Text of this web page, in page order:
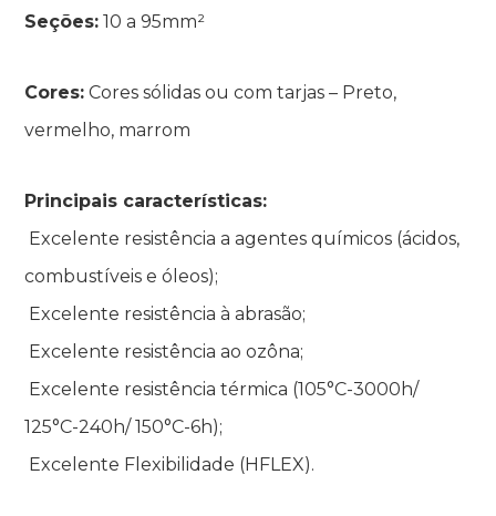
Seções: 10 a 95mm²
Cores: Cores sólidas ou com tarjas – Preto,
vermelho, marrom
Principais características:
Excelente resistência a agentes químicos (ácidos,
combustíveis e óleos);
Excelente resistência à abrasão;
Excelente resistência ao ozôna;
Excelente resistência térmica (105°C-3000h/
125°C-240h/ 150°C-6h);
Excelente Flexibilidade (HFLEX).